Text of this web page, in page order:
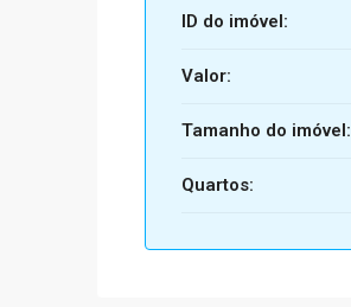
ID do imóvel:
Valor:
Tamanho do imóvel:
Quartos: